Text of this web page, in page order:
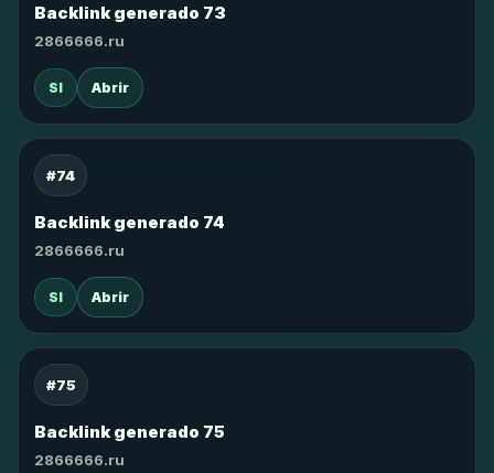
Backlink generado 73
2866666.ru
SI Abrir
#74
Backlink generado 74
2866666.ru
SI Abrir
#75
Backlink generado 75
2866666.ru